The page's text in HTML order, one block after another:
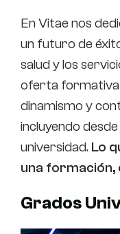
En Vitae nos
un futuro de
salud y los
oferta formativa
dinamismo y
incluyendo
universidad. Lo
una formación,
Grados